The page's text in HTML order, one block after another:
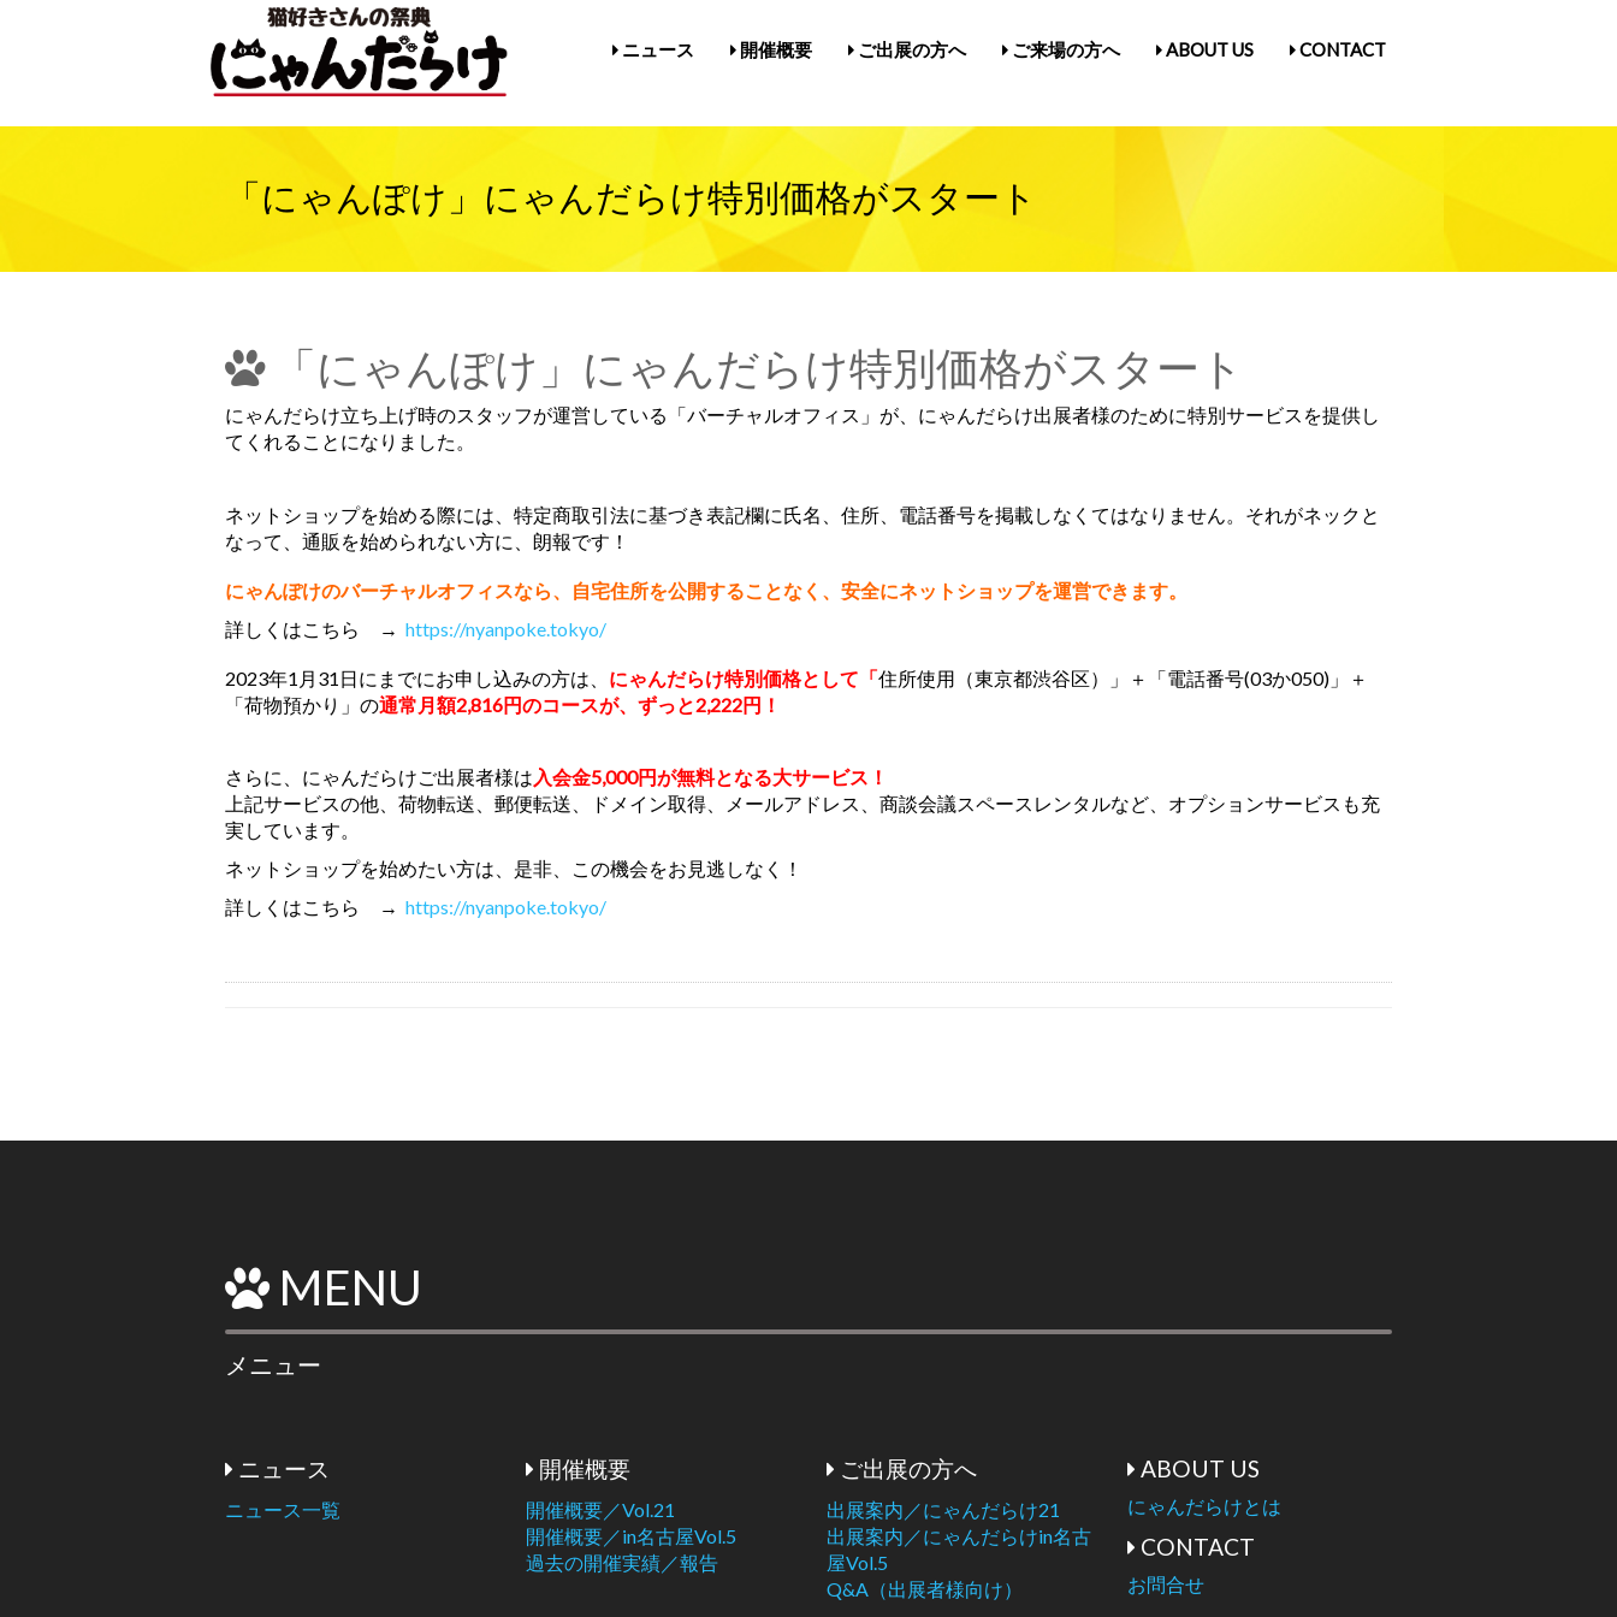
ニュース 開催概要 ご出展の方へ ご来場の方へ ABOUT US CONTACT
「にゃんぽけ」にゃんだらけ特別価格がスタート
「にゃんぽけ」にゃんだらけ特別価格がスタート
にゃんだらけ立ち上げ時のスタッフが運営している「バーチャルオフィス」が、にゃんだらけ出展者様のために特別サービスを提供し
てくれることになりました。
ネットショップを始める際には、特定商取引法に基づき表記欄に氏名、住所、電話番号を掲載しなくてはなりません。それがネックと
なって、通販を始められない方に、朗報です！
にゃんぽけのバーチャルオフィスなら、自宅住所を公開することなく、安全にネットショップを運営できます。
詳しくはこちら → https://nyanpoke.tokyo/
2023年1月31日にまでにお申し込みの方は、 にゃんだらけ特別価格として「住所使用（東京都渋谷区）」＋「電話番号(03か050)」＋
「荷物預かり」の通常月額2,816円のコースが、ずっと2,222円！
さらに、にゃんだらけご出展者様は 入会金5,000円が無料となる大サービス！
上記サービスの他、荷物転送、郵便転送、ドメイン取得、メールアドレス、商談会議スペースレンタルなど、オプションサービスも充
実しています。
ネットショップを始めたい方は、是非、この機会をお見逃しなく！
詳しくはこちら → https://nyanpoke.tokyo/
MENU
メニュー
ニュース
ニュース一覧
開催概要
開催概要／Vol.21
開催概要／in名古屋Vol.5
過去の開催実績／報告
ご出展の方へ
出展案内／にゃんだらけ21
出展案内／にゃんだらけin名古
屋Vol.5
Q&A（出展者様向け）
ABOUT US
にゃんだらけとは
CONTACT
お問合せ